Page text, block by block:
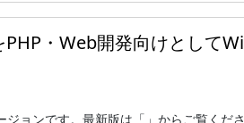
PHP・Web開発向けとして
ョンです。最新版は「」からご覧くだ